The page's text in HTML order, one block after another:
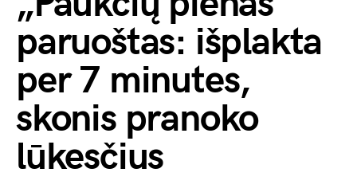
paruoštas: išplakta
per 7 minutes,
skonis pranoko
lūkesčius